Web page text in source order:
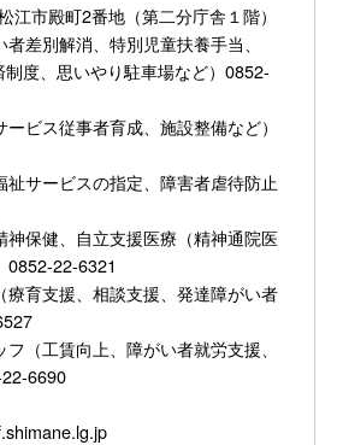
市殿町2番地（第二分庁舎１階）
者差別解消、特別児童扶養手当、
度、思いやり駐車場など）0852-
ービス従事者育成、施設整備など）
祉サービスの指定、障害者虐待防止
神保健、自立支援医療（精神通院医
0852-22-6321
療育支援、相談支援、発達障がい者
フ（工賃向上、障がい者就労支援、
6690